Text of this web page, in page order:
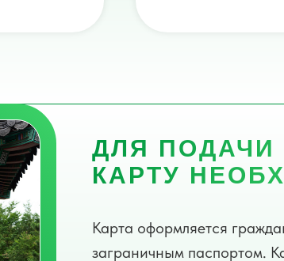
ДЛЯ ПОДАЧИ
КАРТУ
Карта оформляется
заграничным паспортом.